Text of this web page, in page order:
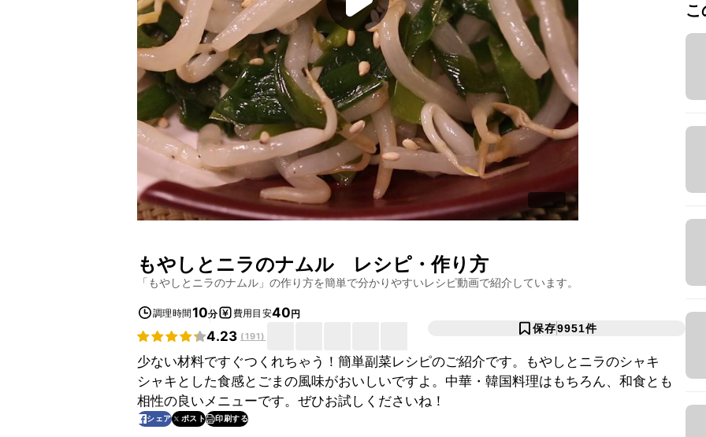
もやしとニラのナムル レシピ・作り方
「もやしとニラのナムル 」の作り方を簡単で分かりやすいレシピ動画で紹介しています。
調理時間10分 費用目安40円
4.23 (191)
保存9951件
少ない材料ですぐつくれちゃう！簡単副菜レシピのご紹介です。もやしとニラのシャキ
シャキとした食感とごまの風味がおいしいですよ。中華・韓国料理はもちろん、和食とも
相性の良いメニューです。ぜひお試しくださいね！
シェア ポスト 印刷する